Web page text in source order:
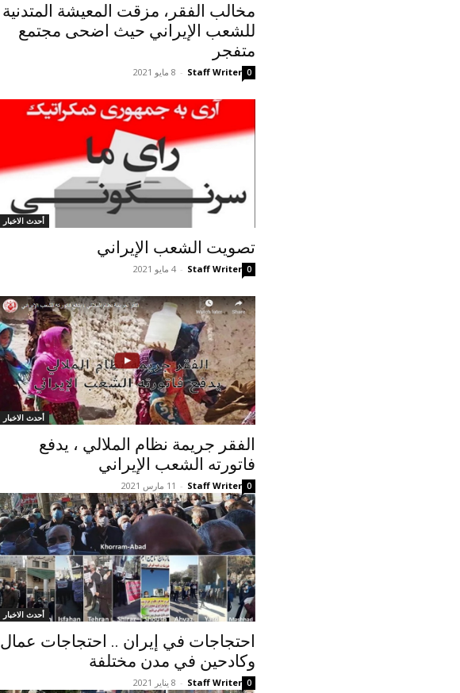
مخالب الفقر، مزقت المعيشة المتدنية
للشعب الإيراني حیث اضحی مجتمع
متفجر
Staff Writer
- 8 مايو 2021 0
أحدث الاخبار
تصويت الشعب الإيراني
Staff Writer
- 4 مايو 2021 0
أحدث الاخبار
الفقر جريمة نظام الملالي ، يدفع
فاتورته الشعب الإيراني
Staff Writer
- 11 مارس 2021 0
أحدث الاخبار
احتجاجات في إيران .. احتجاجات عمال
وكادحين في مدن مختلفة
Staff Writer
- 8 يناير 2021 0